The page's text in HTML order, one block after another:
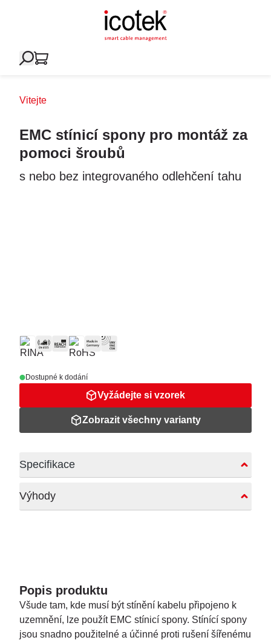
Vitejte
EMC stínicí spony pro montáž za
pomoci šroubů
s nebo bez integrovaného odlehčení tahu
Dostupné k dodání
Vyžádejte si vzorek
Zobrazit všechny varianty
Specifikace
Výhody
Popis produktu
Všude tam, kde musí být stínění kabelu připojeno k
uzemnění, lze použít EMC stínicí spony. Stínící spony
jsou snadno použitelné a účinné proti rušení šířenému